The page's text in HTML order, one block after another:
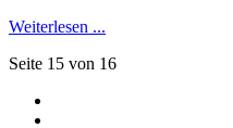
Weiterlesen ...
Seite 15 von 16